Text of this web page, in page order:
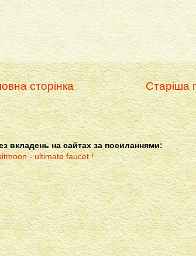
Старіша
сторінка
вкладень на сайтах за посиланнями: